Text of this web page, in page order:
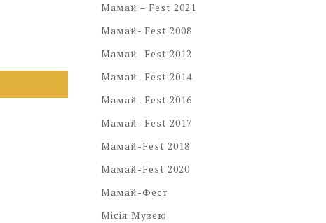
Мамай – Fest 2021
Мамай- Fest 2008
Мамай- Fest 2012
Мамай- Fest 2014
Мамай- Fest 2016
Мамай- Fest 2017
Мамай-Fest 2018
Мамай-Fest 2020
Мамай-Фест
Місія Музею